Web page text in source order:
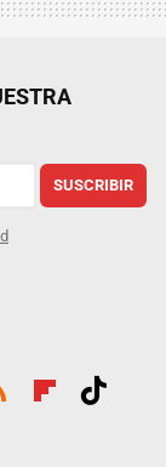
SUSCRIBIR